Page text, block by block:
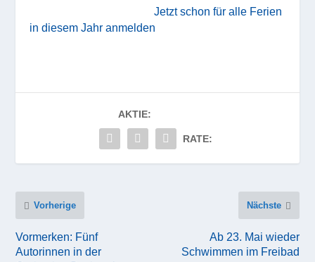
Jetzt schon für alle Ferien
in diesem Jahr anmelden
AKTIE:
RATE:
Vorherige
Vormerken: Fünf
Autorinnen in der
Nächste
Ab 23. Mai wieder
Schwimmen im Freibad